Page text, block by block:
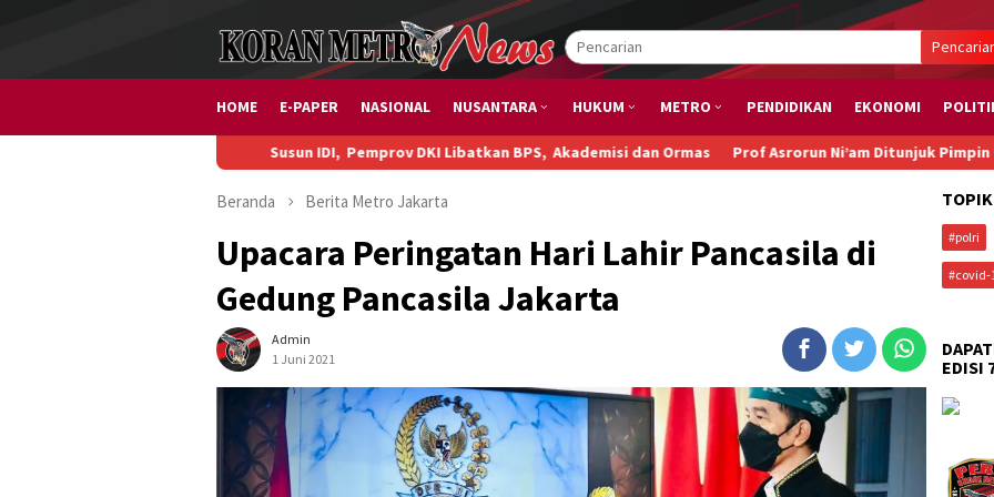
HOME E-PAPER NASIONAL NUSANTARA HUKUM METRO PENDIDIKAN EKONOMI
Susun IDI, Pemprov DKI Libatkan BPS, Akademisi dan Ormas Prof Asrorun Ni’am Ditunjuk Pimpin Karteker PWNU
Beranda Berita Metro Jakarta
Upacara Peringatan Hari Lahir Pancasila di
Gedung Pancasila Jakarta
Admin
1 Juni 2021
#polri
#covid-
EDISI